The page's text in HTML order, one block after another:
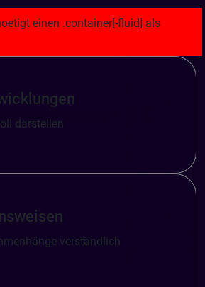
darstellen
verständlich